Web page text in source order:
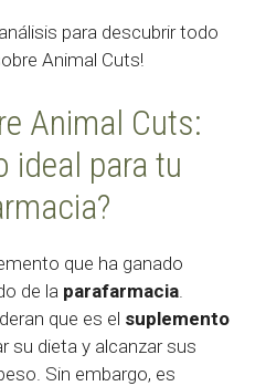
para descubrir todo
Animal Cuts!
Animal Cuts:
ideal para tu
que ha ganado
de la parafarmacia.
que es el suplemento
su dieta y alcanzar sus
Sin embargo, es